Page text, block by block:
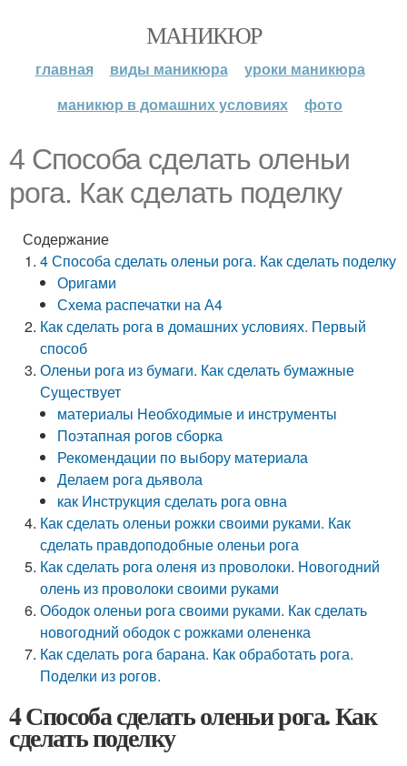
МАНИКЮР
главная виды маникюра
уроки маникюра
маникюр в домашних условиях
фото
4 Способа сделать оленьи
рога. Как сделать поделку
Содержание
4 Способа сделать оленьи рога. Как сделать поделку
Оригами
Схема распечатки на А4
Как сделать рога в домашних условиях. Первый
способ
Оленьи рога из бумаги. Как сделать бумажные
Существует
материалы Необходимые и инструменты
Поэтапная рогов сборка
Рекомендации по выбору материала
Делаем рога дьявола
как Инструкция сделать рога овна
Как сделать оленьи рожки своими руками. Как
сделать правдоподобные оленьи рога
Как сделать рога оленя из проволоки. Новогодний
олень из проволоки своими руками
Ободок оленьи рога своими руками. Как сделать
новогодний ободок с рожками олененка
Как сделать рога барана. Как обработать рога.
Поделки из рогов.
4 Способа сделать оленьи рога. Как
сделать поделку